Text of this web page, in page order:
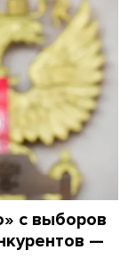
с выборов
—